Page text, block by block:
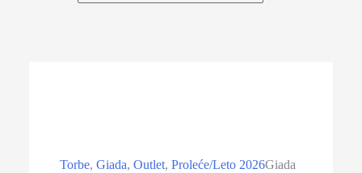
Torbe,Giada,Outlet,Proleće/Leto 2026Giada